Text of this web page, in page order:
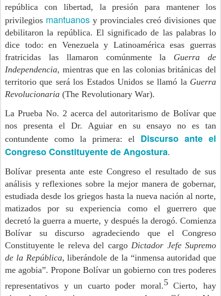
república con libertad, la presión para mantener los
privilegios mantuanosy provinciales creó divisiones que
debilitaron la república. El significado de las palabras lo
dice todo: en Venezuela y Latinoamérica esas guerras
fratricidas las llamaron comúnmente la Guerra de
Independencia, mientras que en las colonias británicas del
territorio que será los Estados Unidos se llamó la Guerra
Revolucionaria (The Revolutionary War).
La Prueba No. 2 acerca del autoritarismo de Bolívar que
nos presenta el Dr. Aguiar en su ensayo no es tan
contundente como la primera: el Discurso ante el
Congreso Constituyente de Angostura.
Bolívar presenta ante este Congreso el resultado de sus
análisis y reflexiones sobre la mejor manera de gobernar,
estudiada desde los griegos hasta la nueva nación al norte,
matizados por su experiencia como el guerrero que
decretó la guerra a muerte, y después la derogó. Comienza
Bolívar su discurso agradeciendo que el Congreso
Constituyente le releva del cargo Dictador Jefe Supremo
de la República, liberándole de la “inmensa autoridad que
me agobia”. Propone Bolívar un gobierno con tres poderes
representativos y un cuarto poder moral.5Cierto, hay